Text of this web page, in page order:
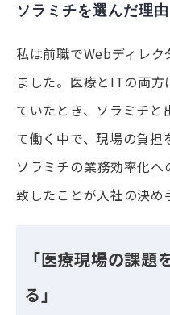
ソラミチを選んだ理由
私は前職でWebディレ
ました。医療とITの両
ていたとき、ソラミチと
て働く中で、現場の負担
ソラミチの業務効率化
致したことが入社の決め
「医療現場の課
る」